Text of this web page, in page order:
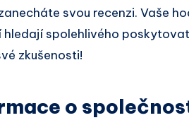
svou recenzi. Vaše
spolehlivého
zkušenosti!
o